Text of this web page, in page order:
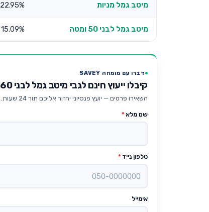
מיטב גמל מניות 22.95%
מיטב גמל לבני 50 ומטה 15.09%
דברו עם מומחה SAVEY
קיבלו ייעוץ חינם לגבי מיטב גמל לבני 60 ומעלה
השאירו פרטים — יועץ פנסיוני יחזור אליכם תוך 24 שעות.
שם מלא *
טלפון נייד *
אימייל